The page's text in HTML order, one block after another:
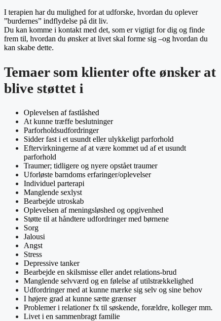
I terapien har du mulighed for at udforske, hvordan du oplever
”burdernes” indflydelse på dit liv.
Du kan komme i kontakt med det, som er vigtigt for dig og finde
frem til, hvordan du ønsker at livet skal forme sig –og hvordan du
kan skabe dette.
Temaer som klienter ofte ønsker at
blive støttet i
Oplevelsen af fastlåshed
At kunne træffe beslutninger
Parforholdsudfordringer
Sidder fast i et usundt eller ulykkeligt parforhold
Eftervirkningerne af at være kommet ud af et usundt
parforhold
Traumer; tidligere og nyere opstået traumer
Uforløste barndoms erfaringer/oplevelser
Individuel parterapi
Manglende sexlyst
Bearbejde utroskab
Oplevelsen af meningsløshed og opgivenhed
Støtte til at håndtere udfordringer med børnene
Sorg
Jalousi
Angst
Stress
Depressive tanker
Bearbejde en skilsmisse eller andet relations-brud
Manglende selvværd og en følelse af utilstrækkelighed
Udfordringer med at kunne mærke sig selv og sine behov
I højere grad at kunne sætte grænser
Problemer i relationer fx til søskende, forældre, kolleger mm.
Livet i en sammenbragt familie